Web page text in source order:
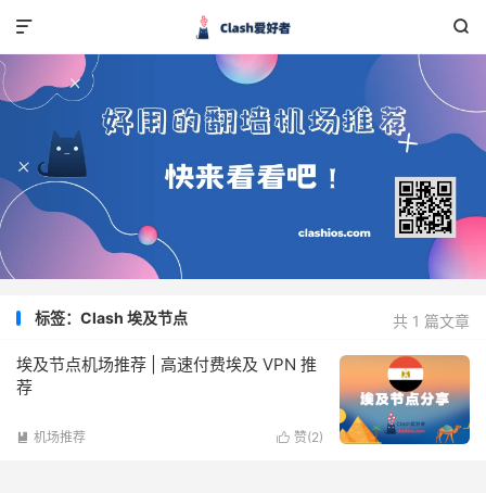


共 1 篇文章
标签：Clash 埃及节点
埃及节点机场推荐 | 高速付费埃及 VPN 推
荐
 赞(2)
 机场推荐